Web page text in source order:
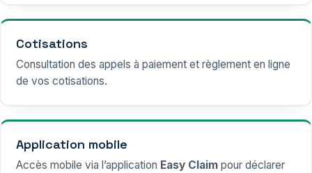
Cotisations
Consultation des appels à paiement et règlement en ligne
de vos cotisations.
Application mobile
Accès mobile via l’application Easy Claim pour déclarer